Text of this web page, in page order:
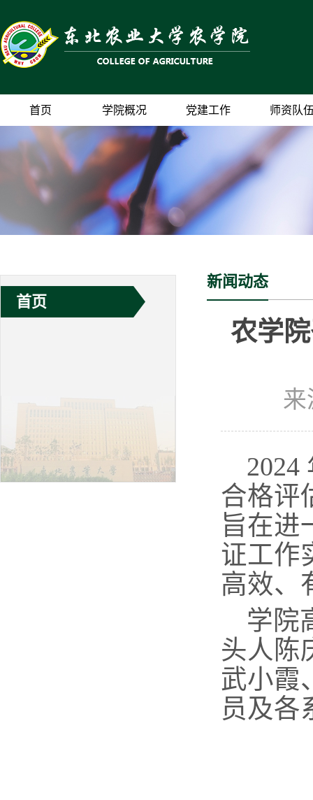
首页 学院概况 党建工作 师资队
首页
新闻动态
农学
来
2024
合格评
旨在进
证工作
高效、
学院
头人陈
武小霞
员及各